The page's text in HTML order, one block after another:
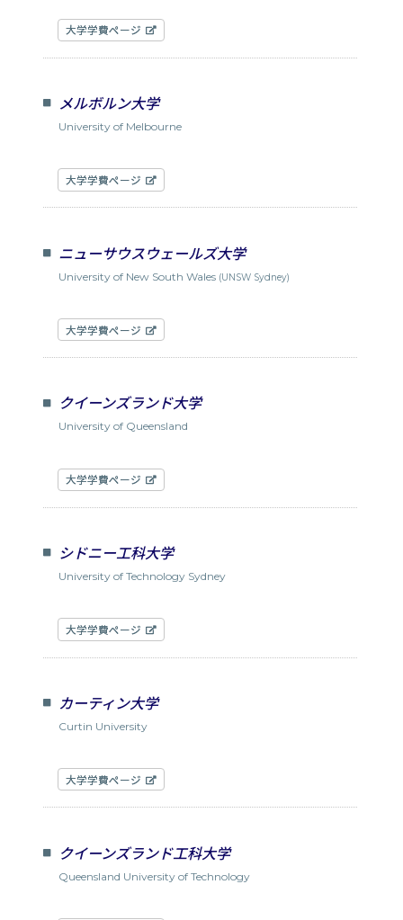
大学学費ページ
メルボルン大学
University of Melbourne
大学学費ページ
ニューサウスウェールズ大学
University of New South Wales (UNSW Sydney)
大学学費ページ
クイーンズランド大学
University of Queensland
大学学費ページ
シドニー工科大学
University of Technology Sydney
大学学費ページ
カーティン大学
Curtin University
大学学費ページ
クイーンズランド工科大学
Queensland University of Technology